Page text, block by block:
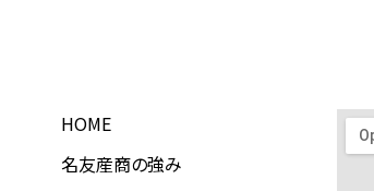
HOME
名友産商の強み